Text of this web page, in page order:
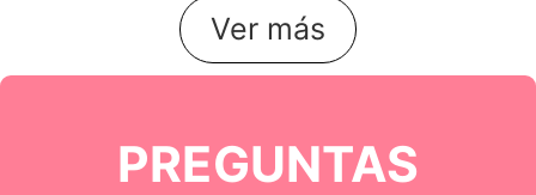
Ver más
PREGUNTAS